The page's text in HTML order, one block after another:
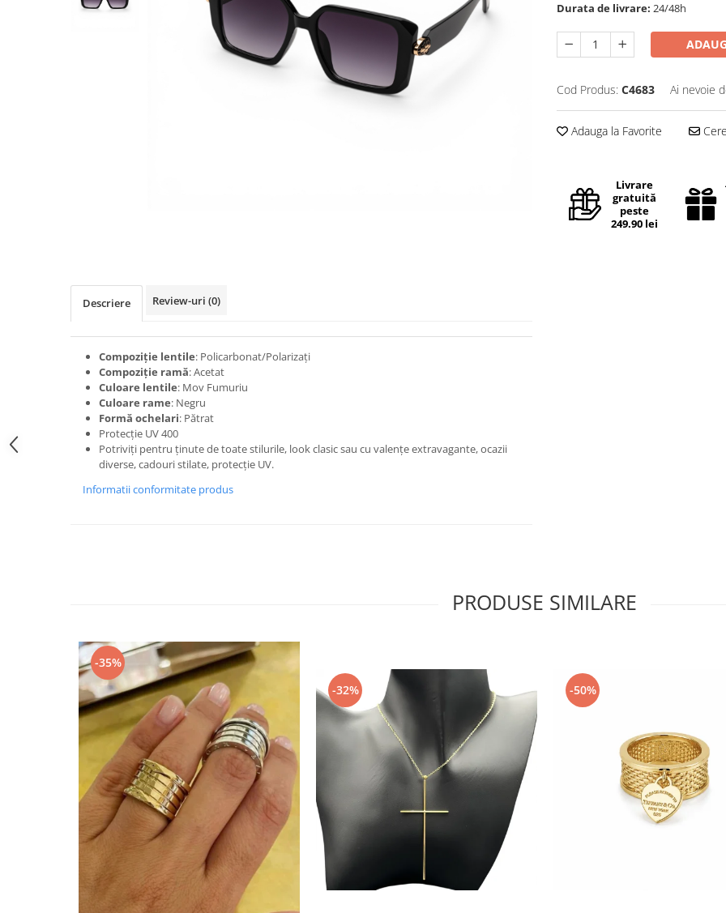
Durata de livrare: 24/48h
Cod Produs: C4683 Ai nevoie
Adauga la Favorite
Livrare
gratuită
peste
249.90 lei
Descriere Review-uri (0)
Compoziție lentile: Policarbonat/Polarizați
Compoziție ramă: Acetat
Culoare lentile: Mov Fumuriu
Culoare rame: Negru
Formă ochelari: Pătrat
Protecție UV 400
Potriviți pentru ținute de toate stilurile, look clasic sau cu valențe extravagante, ocazii
diverse, cadouri stilate, protecție UV.
Informatii conformitate produs
PRODUSE SIMILARE
-35%
-32% -50%